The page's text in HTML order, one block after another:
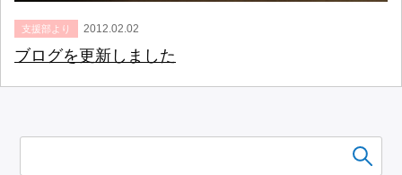
支援部より 2012.02.02
ブログを更新しました